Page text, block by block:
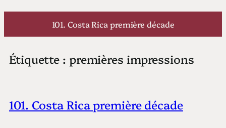
Aller
101. Costa Rica première décade
Étiquette : premières impressions
101. Costa Rica première décade